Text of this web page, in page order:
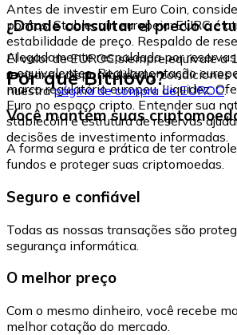
Antes de investir em Euro Coin,
pontos: Stablecoin europeia: EURC é
estabilidade de preço. Respaldo de
Alegadamente respaldada por
e equivalentes. Regulamentação
marco regulatório europeu. Liquidez:
Euro no espaço cripto. Entender sua
stablecoin e estrutura de reservas
decisões de investimento informadas.
¿Dónde consultar el precio
El valor de EUROC siempre equivale a
revisar su disponibilidad y condiciones
nuestrapágina de compra de EUROC.
Por que Bitnovo?
Você mantém suas
A forma segura e prática de ter
fundos e proteger suas criptomoedas.
Seguro e confiável
Todas as nossas transações são
segurança informática.
O melhor preço
Com o mesmo dinheiro, você recebe
melhor cotação do mercado.